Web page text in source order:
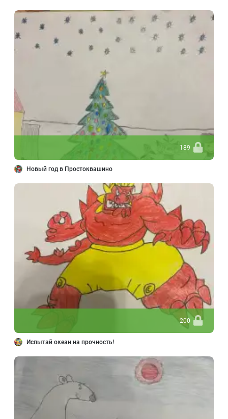
189
Новый год в Простоквашино
200
Испытай океан на прочность!